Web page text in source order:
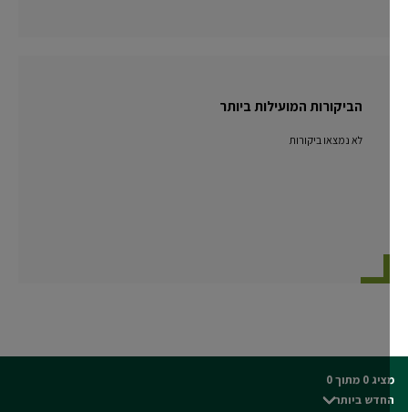
הביקורות המועילות ביותר
לא נמצאו ביקורות
0 מתוך 0
ביותר